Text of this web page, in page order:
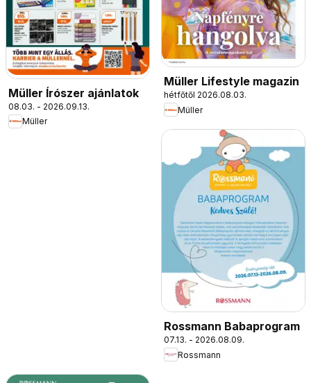
Müller Írószer ajánlatok
08.03. - 2026.09.13.
Müller
Müller Lifestyle magazin
hétfőtől 2026.08.03.
Müller
Rossmann Babaprogram
07.13. - 2026.08.09.
Rossmann